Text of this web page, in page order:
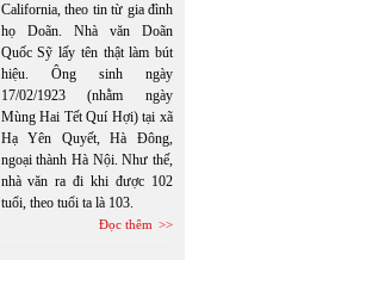
California, theo tin từ gia đình
họ Doãn. Nhà văn Doãn
Quốc Sỹ lấy tên thật làm bút
hiệu. Ông sinh ngày
17/02/1923 (nhằm ngày
Mùng Hai Tết Quí Hợi) tại xã
Hạ Yên Quyết, Hà Đông,
ngoại thành Hà Nội. Như thế,
nhà văn ra đi khi được 102
tuổi, theo tuổi ta là 103.
Đọc thêm